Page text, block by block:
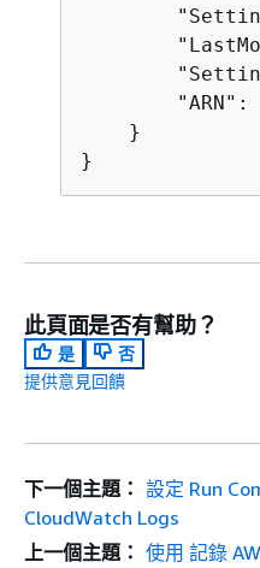
"ARN":
    }
}
此頁面是否有幫助？
是
否
提供意見回饋
下一個主題： 設定 Run
CloudWatch Logs
上一個主題： 使用 記錄